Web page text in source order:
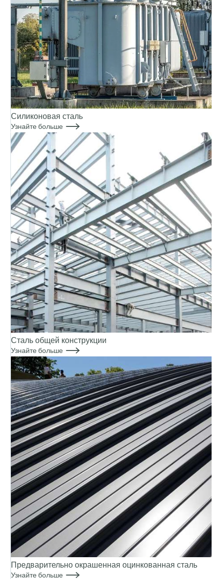
Силиконовая сталь
Узнайте больше 
Сталь общей конструкции
Узнайте больше 
Предварительно окрашенная оцинкованная сталь
Узнайте больше 